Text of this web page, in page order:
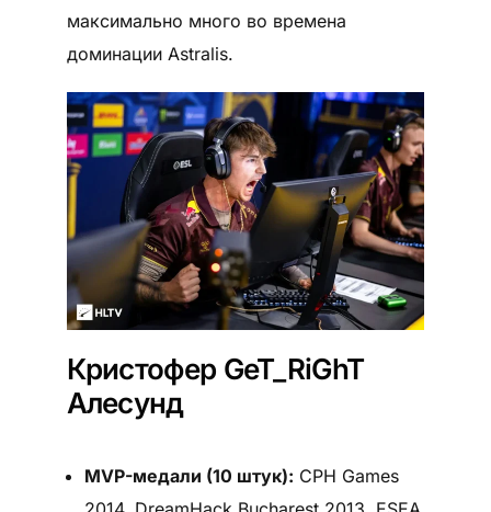
максимально много во времена
доминации Astralis.
Кристофер GeT_RiGhT
Алесунд
MVP-медали (10 штук): CPH Games